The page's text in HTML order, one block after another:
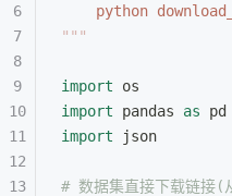
python
"""
import os
import pandas as pd
import json
# 数据集直接下载链接